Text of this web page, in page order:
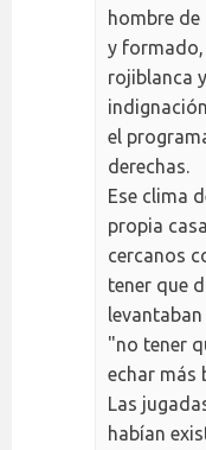
hombre de
y formado,
rojiblanca
el
derechas.
Ese clima
propia
cercanos
tener que
"no tener
echar más
Las
habían